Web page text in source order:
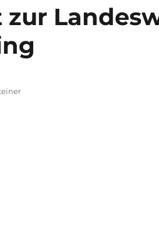
zur